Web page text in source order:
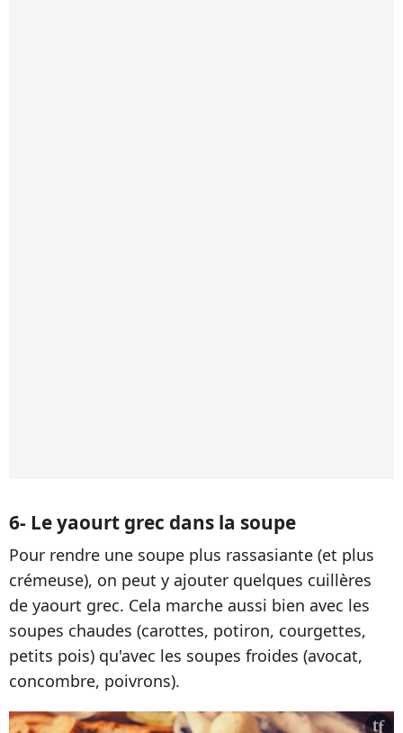
6- Le yaourt grec dans la soupe
Pour rendre une soupe plus rassasiante (et plus
crémeuse), on peut y ajouter quelques cuillères
de yaourt grec. Cela marche aussi bien avec les
soupes chaudes (carottes, potiron, courgettes,
petits pois) qu'avec les soupes froides (avocat,
concombre, poivrons).